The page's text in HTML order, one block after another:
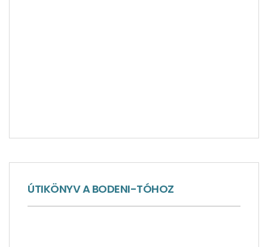
ÚTIKÖNYV A BODENI-TÓHOZ